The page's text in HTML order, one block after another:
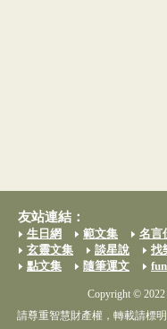
友站連結：
生日網 範文集 名言
玄靈文集
談星說 找
點文集
隨筆運文
Copyright ©
請尊重智慧財產權，轉載請標